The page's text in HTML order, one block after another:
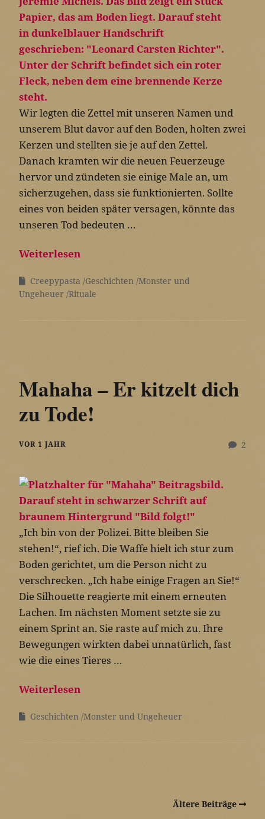
Wir legten die Zettel mit unseren Namen und
unserem Blut davor auf den Boden, holten zwei
Kerzen und stellten sie je auf den Zettel.
Danach kramten wir die neuen Feuerzeuge
hervor und zündeten sie einige Male an, um
sicherzugehen, dass sie funktionierten. Sollte
eines von beiden später versagen, könnte das
unseren Tod bedeuten …
Weiterlesen
Creepypasta Geschichten Monster und
Ungeheuer Rituale
Mahaha – Er kitzelt dich
zu Tode!
2
VOR 1 JAHR
„Ich bin von der Polizei. Bitte bleiben Sie
stehen!“, rief ich. Die Waffe hielt ich stur zum
Boden gerichtet, um die Person nicht zu
verschrecken. „Ich habe einige Fragen an Sie!“
Die Silhouette reagierte mit einem erneuten
Lachen. Im nächsten Moment setzte sie zu
einem Sprint an. Sie raste auf mich zu. Ihre
Bewegungen wirkten dabei unnatürlich, fast
wie die eines Tieres …
Weiterlesen
Geschichten Monster und Ungeheuer
Ältere Beiträge